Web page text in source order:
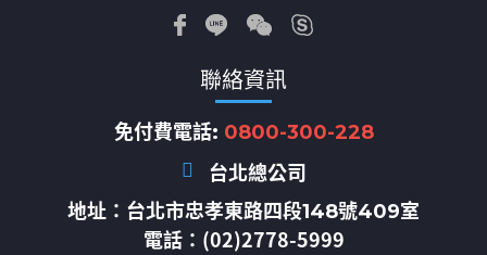
聯絡資訊
免付費電話: 0800-300-228
台北總公司
地址： 台北市忠孝東路四段148號409室
電話：(02)2778-5999